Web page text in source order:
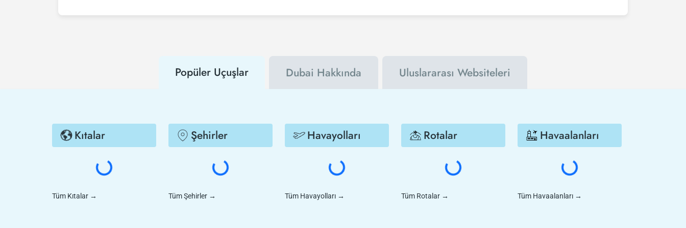
hem de Tezfly kampanyalarından ilk siz haberdar olacaksınız. İndirim kuponu kullanarak Tel Aviv - Dubai uçak biletinizi çok daha ucuza satın alabilirsiniz.
Popüler Uçuşlar Dubai Hakkında Uluslararası Websiteleri
Kıtalar
Tüm Kıtalar →
Şehirler
Tüm Şehirler →
Havayolları
Tüm Havayolları →
Rotalar
Tüm Rotalar →
Havaalanları
Tüm Havaalanları →